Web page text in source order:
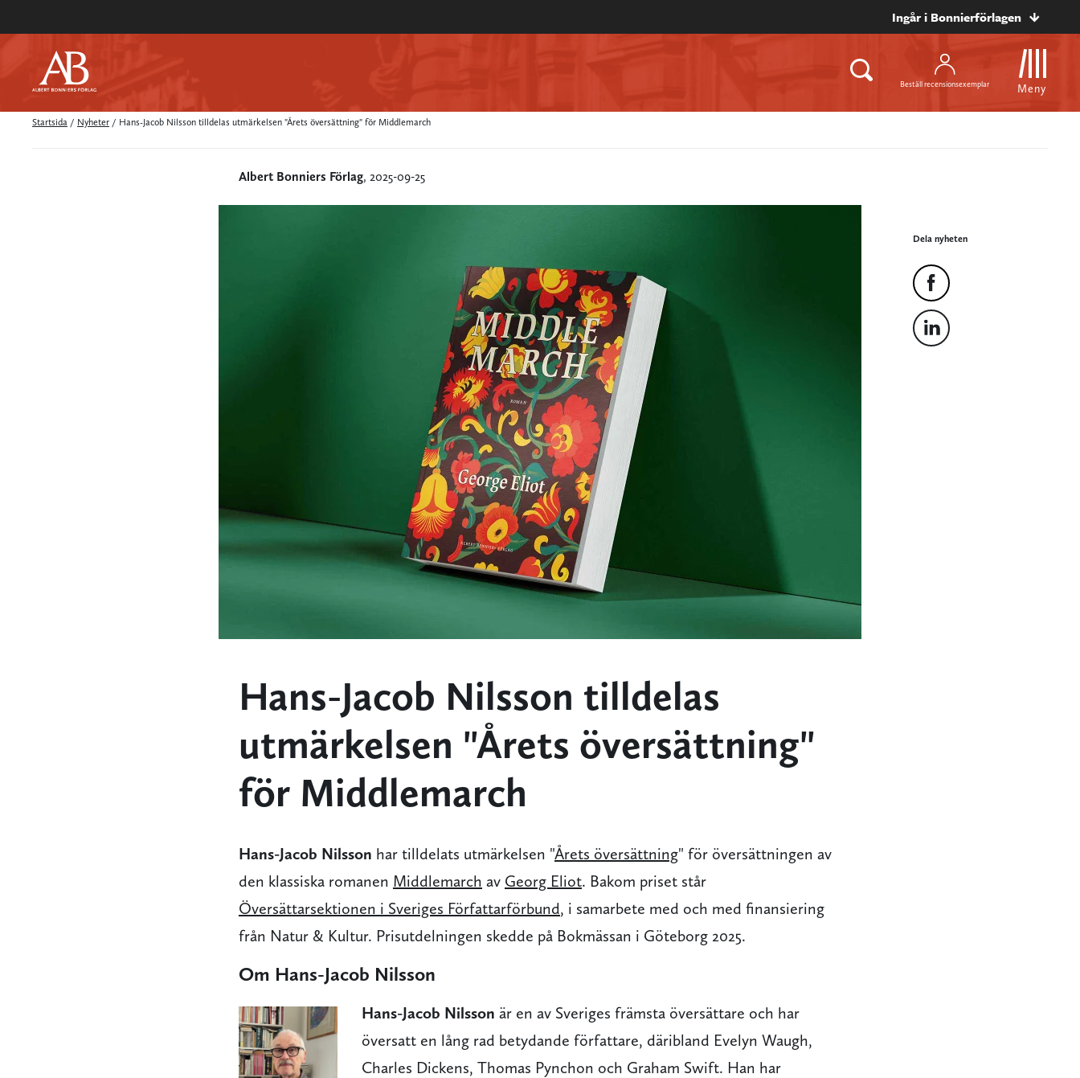
Ingår i Bonnierförlagen
Beställ recensionsexemplar Meny
Startsida / Nyheter / Hans-Jacob Nilsson tilldelas utmärkelsen "Årets översättning" för Middlemarch
Albert Bonniers Förlag, 2025-09-25
Dela nyheten
Hans-Jacob Nilsson tilldelas
utmärkelsen "Årets översättning"
för Middlemarch
Hans-Jacob Nilsson har tilldelats utmärkelsen "Årets översättning" för översättningen av
den klassiska romanen Middlemarch av Georg Eliot. Bakom priset står
Översättarsektionen i Sveriges Författarförbund, i samarbete med och med finansiering
från Natur & Kultur. Prisutdelningen skedde på Bokmässan i Göteborg 2025.
Om Hans-Jacob Nilsson
Hans-Jacob Nilsson är en av Sveriges främsta översättare och har
översatt en lång rad betydande författare, däribland Evelyn Waugh,
Charles Dickens, Thomas Pynchon och Graham Swift. Han har